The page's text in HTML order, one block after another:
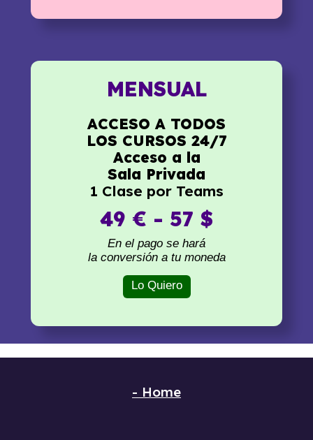
MENSUAL
ACCESO A TODOS
LOS CURSOS 24/7
Acceso a la
Sala Privada
1 Clase por Teams
49 € - 57 $
En el pago se hará
la conversión a tu moneda
Lo Quiero
- Home